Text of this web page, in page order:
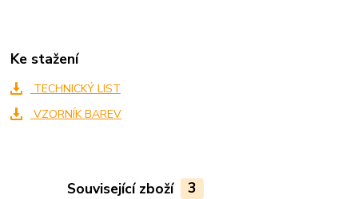
Ke stažení
TECHNICKÝ LIST
VZORNÍK BAREV
Související zboží 3